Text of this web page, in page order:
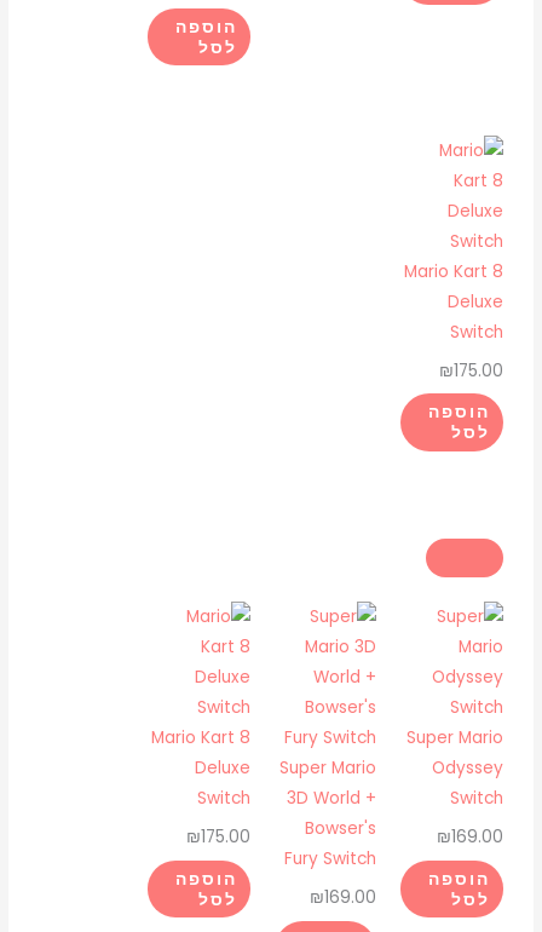
הוספה
לסל
Mario Kart 8
Deluxe
Switch
₪175.00
הוספה
לסל
Super Mario
Odyssey
Switch
₪169.00
הוספה
לסל
Super Mario
3D World +
Bowser's
Fury Switch
₪169.00
Mario Kart 8
Deluxe
Switch
₪175.00
הוספה
לסל